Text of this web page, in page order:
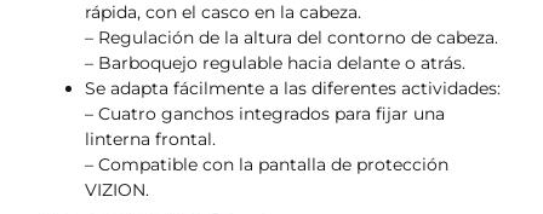
rápida, con el casco en la cabeza.
– Regulación de la altura del contorno de cabeza.
– Barboquejo regulable hacia delante o atrás.
Se adapta fácilmente a las diferentes actividades:
– Cuatro ganchos integrados para fijar una
linterna frontal.
– Compatible con la pantalla de protección
VIZION.